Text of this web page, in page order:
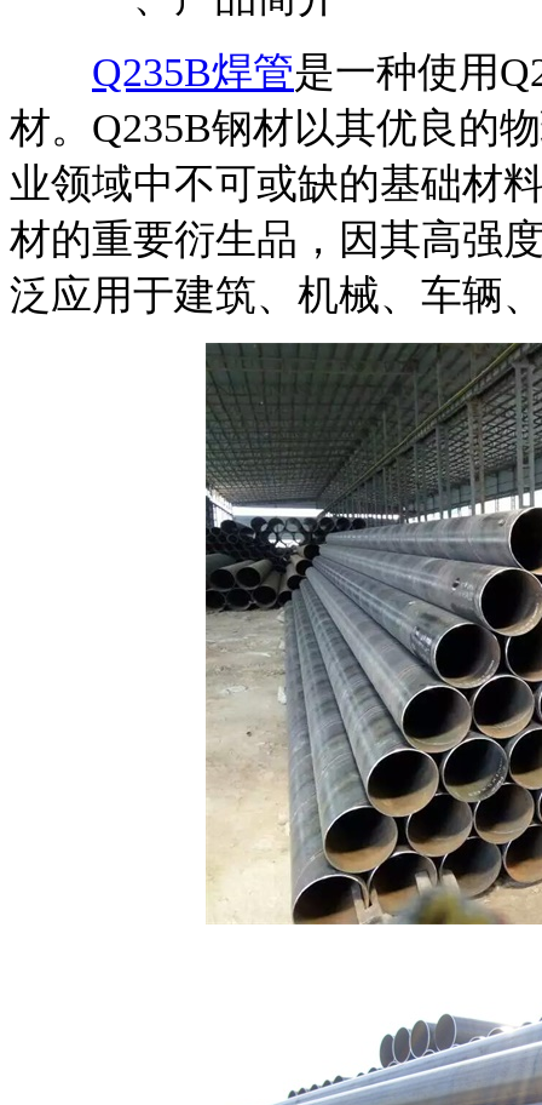
Q235B焊管是一种使用
材。Q235B钢材以其优良的
业领域中不可或缺的基础材
材的重要衍生品，因其高强
泛应用于建筑、机械、车辆